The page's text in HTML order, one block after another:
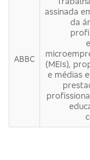
ABBC
assinada
da
(MEIs),
e médias